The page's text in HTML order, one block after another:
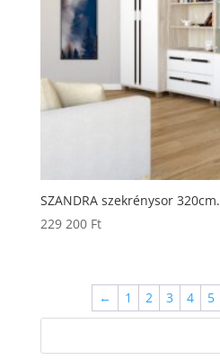
SZANDRA szekrénysor 320cm.
229 200 Ft
← 1 2 3 4 5